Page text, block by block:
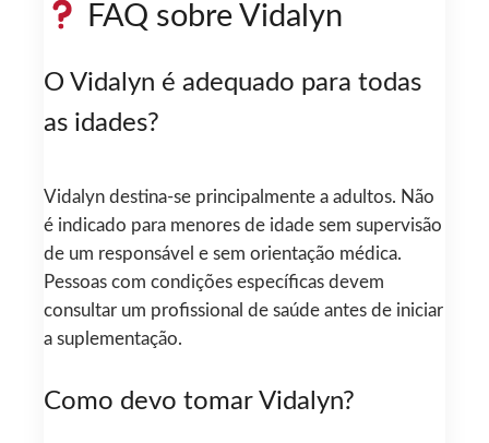
FAQ sobre Vidalyn
O Vidalyn é adequado para todas
as idades?
Vidalyn destina-se principalmente a adultos. Não
é indicado para menores de idade sem supervisão
de um responsável e sem orientação médica.
Pessoas com condições específicas devem
consultar um profissional de saúde antes de iniciar
a suplementação.
Como devo tomar Vidalyn?